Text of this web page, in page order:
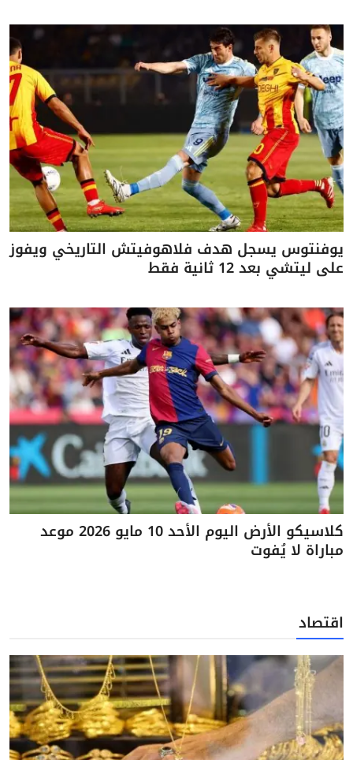
يوفنتوس يسجل هدف فلاهوفيتش التاريخي ويفوز
على ليتشي بعد 12 ثانية فقط
كلاسيكو الأرض اليوم الأحد 10 مايو 2026 موعد
مباراة لا يُفوت
اقتصاد